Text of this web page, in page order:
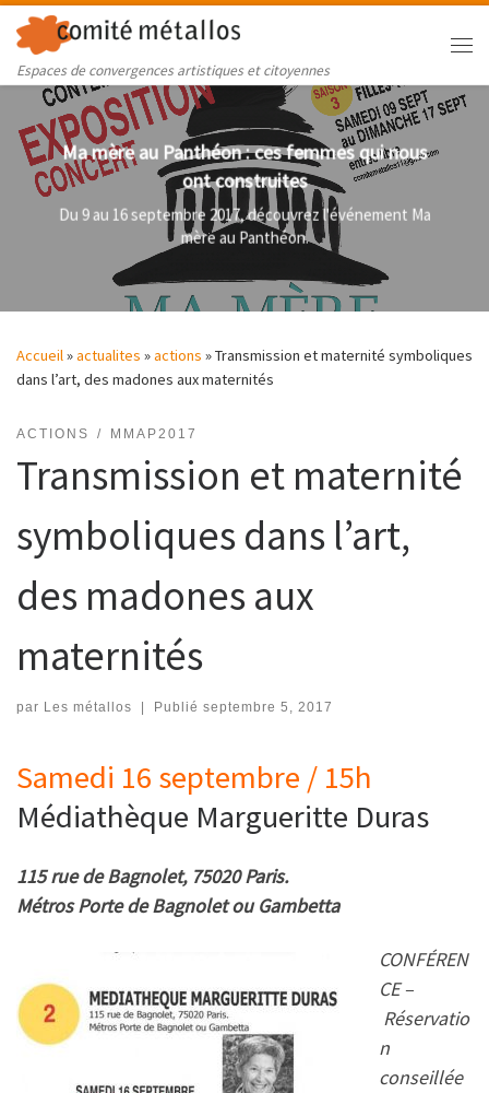
Skip to content
Espaces de convergences artistiques et citoyennes
Ma mère au Panthéon : ces femmes qui nous
ont construites
Du 9 au 16 septembre 2017, découvrez l'événement Ma
mère au Panthéon.
Accueil »actualites »actions »Transmission et maternité symboliques
dans l’art, des madones aux maternités
ACTIONS MMAP2017
Transmission et maternité
symboliques dans l’art,
des madones aux
maternités
par Les métallos Publié septembre 5, 2017
Samedi 16 septembre / 15h
Médiathèque Margueritte Duras
115 rue de Bagnolet, 75020 Paris.
Métros Porte de Bagnolet ou Gambetta
CONFÉREN
CE–
Réservatio
n
conseillée